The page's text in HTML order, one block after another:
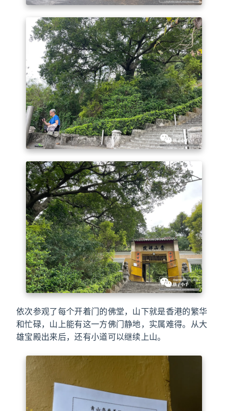
依次参观了每个开着门的佛堂，山下就是香港的繁华
和忙碌，山上能有这一方佛门静地，实属难得。从大
雄宝殿出来后，还有小道可以继续上山。